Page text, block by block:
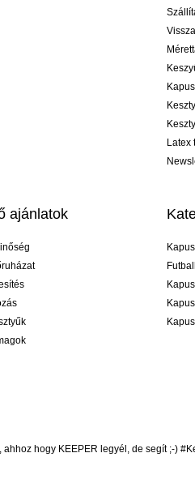
Latex
ajánlatok
hogy KEEPER legyél, de segít ;-)